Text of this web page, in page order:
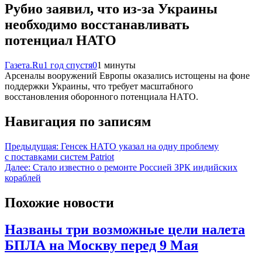
Рубио заявил, что из-за Украины
необходимо восстанавливать
потенциал НАТО
Газета.Ru1 год спустя01 минуты
Арсеналы вооружений Европы оказались истощены на фоне
поддержки Украины, что требует масштабного
восстановления оборонного потенциала НАТО.
Навигация по записям
Предыдущая: Генсек НАТО указал на одну проблему
с поставками систем Patriot
Далее: Стало известно о ремонте Россией ЗРК индийских
кораблей
Похожие новости
Названы три возможные цели налета
БПЛА на Москву перед 9 Мая